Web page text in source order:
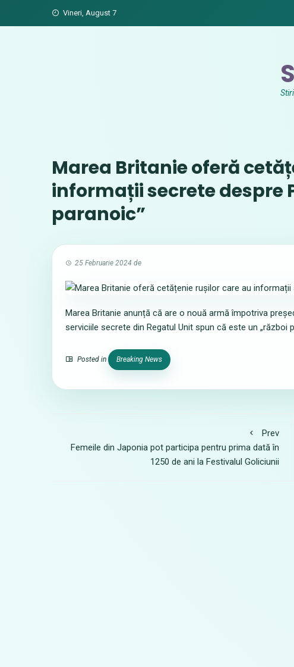
Vineri, August 7
Marea Britanie oferă
informații secrete despre
paranoic”
25 Februarie 2024 de
Marea Britanie anunță că are o nouă armă împotriva
serviciile secrete din Regatul Unit spun că este un „război
Posted in Breaking News
Prev
Femeile din Japonia pot participa pentru prima dată în
1250 de ani la Festivalul Goliciunii